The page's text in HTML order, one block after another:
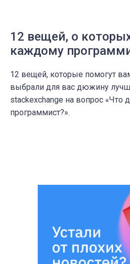
12 вещей, о
каждому
12 вещей, которые помогут
выбрали для вас дюжину
stackexchange на вопрос «Что
программист?».